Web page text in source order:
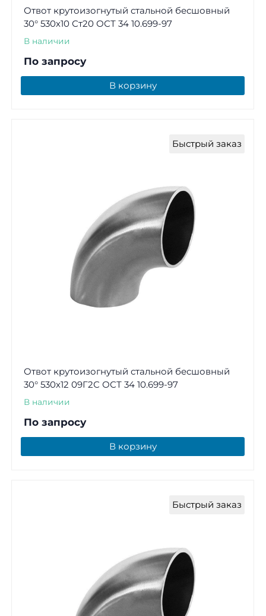
Отвот крутоизогнутый стальной бесшовный
30° 530х10 Ст20 ОСТ 34 10.699-97
В наличии
По запросу
В корзину
Быстрый заказ
Отвот крутоизогнутый стальной бесшовный
30° 530х12 09Г2С ОСТ 34 10.699-97
В наличии
По запросу
В корзину
Быстрый заказ